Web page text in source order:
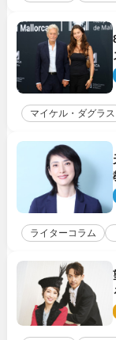
マイケル・ダグラス
ライターコラム